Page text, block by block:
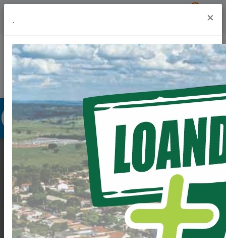
OBRAS DE REFORMA
DA UBS ROBERTO
ANGELO
. ×